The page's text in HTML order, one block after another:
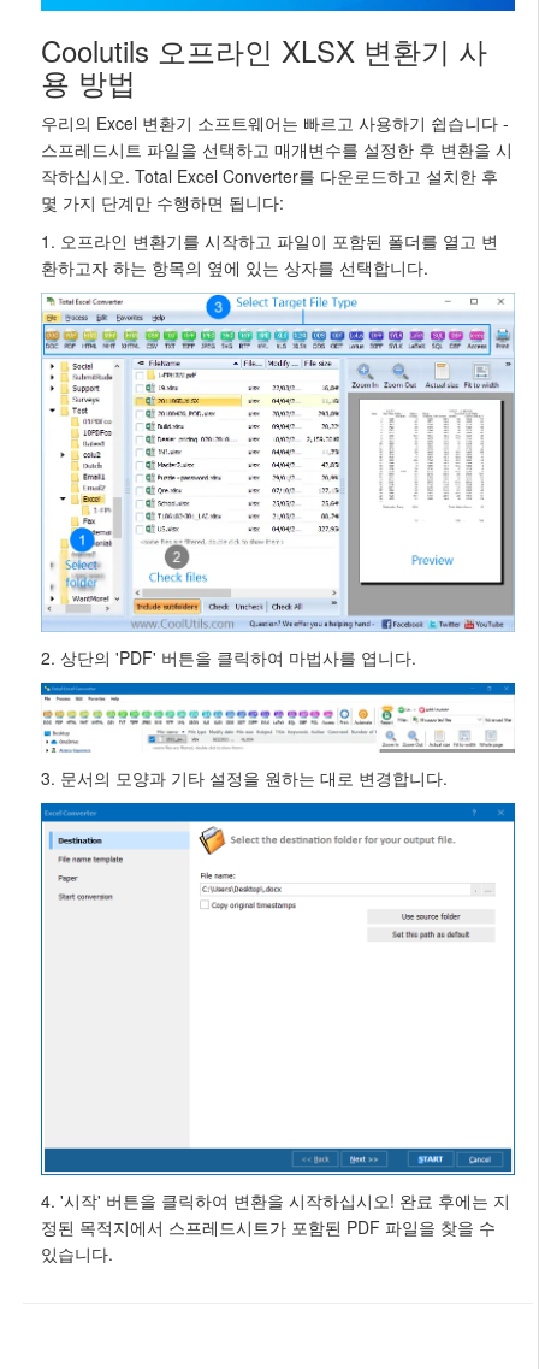
Coolutils 오프라인 XLSX 변환기 사
용 방법
우리의 Excel 변환기 소프트웨어는 빠르고 사용하기 쉽습니다 -
스프레드시트 파일을 선택하고 매개변수를 설정한 후 변환을 시
작하십시오. Total Excel Converter를 다운로드하고 설치한 후
몇 가지 단계만 수행하면 됩니다:
1. 오프라인 변환기를 시작하고 파일이 포함된 폴더를 열고 변
환하고자 하는 항목의 옆에 있는 상자를 선택합니다.
2. 상단의 'PDF' 버튼을 클릭하여 마법사를 엽니다.
3. 문서의 모양과 기타 설정을 원하는 대로 변경합니다.
4. '시작' 버튼을 클릭하여 변환을 시작하십시오! 완료 후에는 지
정된 목적지에서 스프레드시트가 포함된 PDF 파일을 찾을 수
있습니다.